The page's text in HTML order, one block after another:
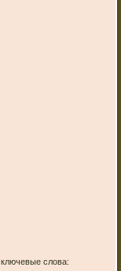
, ключевые слова: